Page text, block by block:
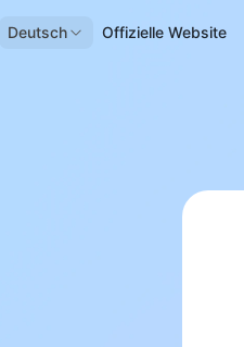
Deutsch Offizielle Website